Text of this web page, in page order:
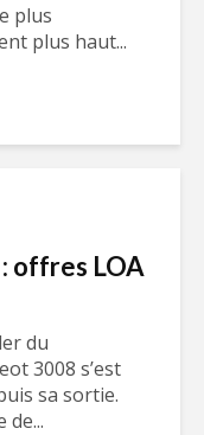
plus
plus haut...
offres LOA
du
3008 s’est
sa sortie.
de...